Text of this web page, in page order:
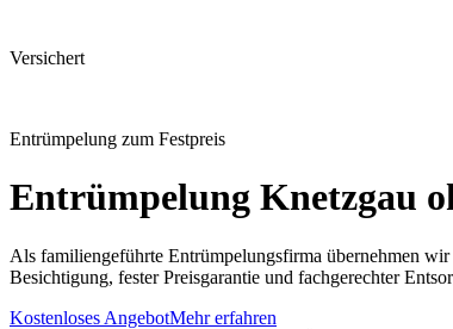
Versichert
Entrümpelung zum Festpreis
Entrümpelung Knetzgau
Als familiengeführte Entrümpelungsfirma übernehmen
Besichtigung, fester Preisgarantie und fachgerechter
Kostenloses AngebotMehr erfahren